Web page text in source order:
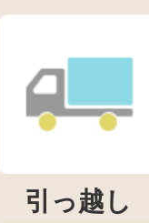
引っ越し